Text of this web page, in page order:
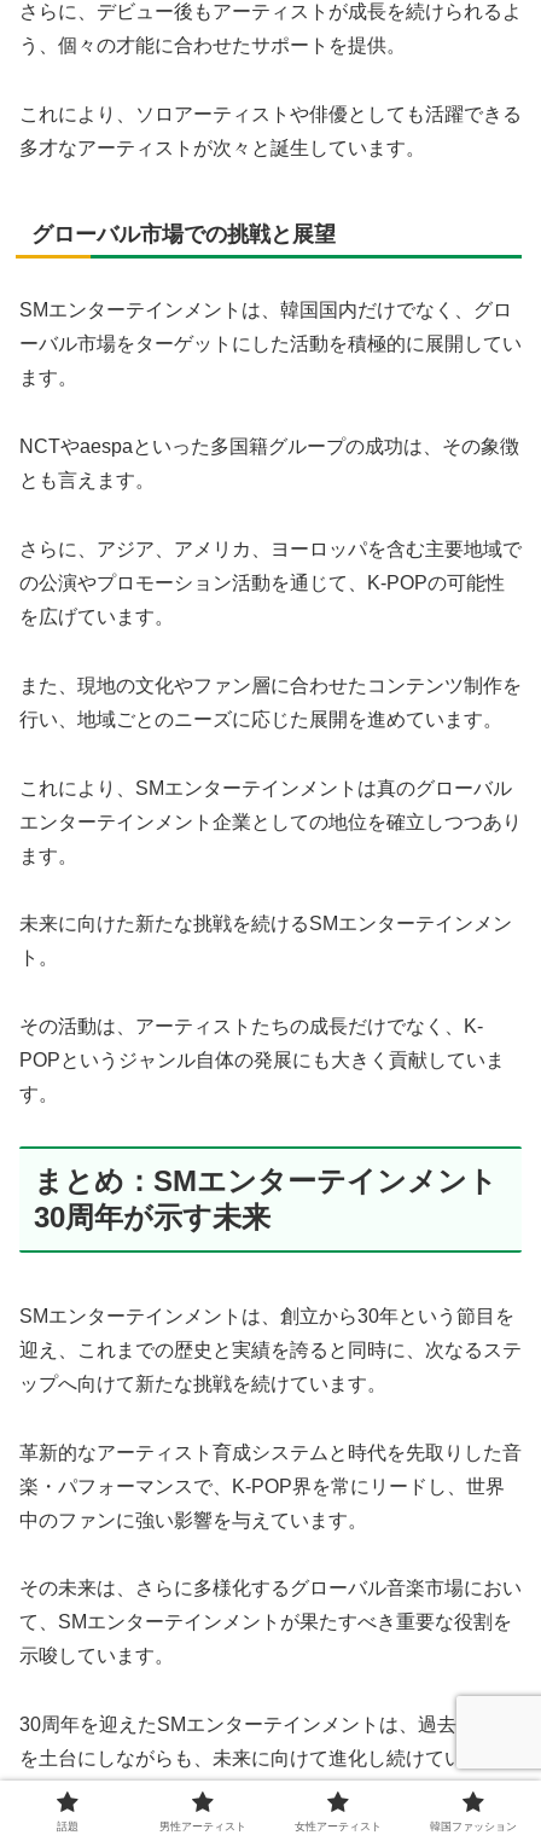
さらに、デビュー後もアーティストが成長を続けられるよ
う、個々の才能に合わせたサポートを提供。
これにより、ソロアーティストや俳優としても活躍できる
多才なアーティストが次々と誕生しています。
グローバル市場での挑戦と展望
SMエンターテインメントは、韓国国内だけでなく、グロ
ーバル市場をターゲットにした活動を積極的に展開してい
ます。
NCTやaespaといった多国籍グループの成功は、その象徴
とも言えます。
さらに、アジア、アメリカ、ヨーロッパを含む主要地域で
の公演やプロモーション活動を通じて、K-POPの可能性
を広げています。
また、現地の文化やファン層に合わせたコンテンツ制作を
行い、地域ごとのニーズに応じた展開を進めています。
これにより、SMエンターテインメントは真のグローバル
エンターテインメント企業としての地位を確立しつつあり
ます。
未来に向けた新たな挑戦を続けるSMエンターテインメン
ト。
その活動は、アーティストたちの成長だけでなく、K-
POPというジャンル自体の発展にも大きく貢献していま
す。
まとめ：SMエンターテインメント
30周年が示す未来
SMエンターテインメントは、創立から30年という節目を
迎え、これまでの歴史と実績を誇ると同時に、次なるステ
ップへ向けて新たな挑戦を続けています。
革新的なアーティスト育成システムと時代を先取りした音
楽・パフォーマンスで、K-POP界を常にリードし、世界
中のファンに強い影響を与えています。
その未来は、さらに多様化するグローバル音楽市場におい
て、SMエンターテインメントが果たすべき重要な役割を
示唆しています。
30周年を迎えたSMエンターテインメントは、過去の成功
を土台にしながらも、未来に向けて進化し続けています。
新たな技術やアーティストの個性を活かした革新を取り入
話題 男性アーティスト 女性アーティスト 韓国ファッション